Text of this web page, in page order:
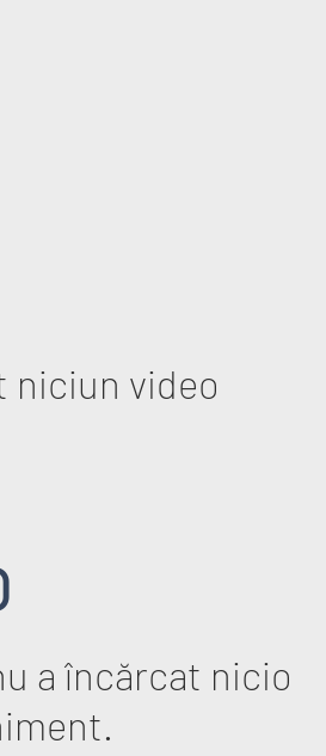
niciun video
a încărcat nicio